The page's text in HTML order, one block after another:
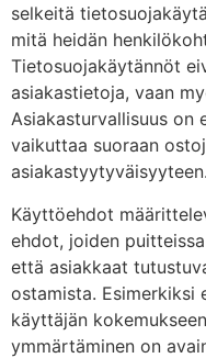
selkeitä
mitä heidän
Tietosuojakäytännöt
asiakastietoja, vaan
Asiakasturvallisuus on
vaikuttaa suoraan
asiakastyytyväisyyteen.
Käyttöehdot
ehdot, joiden
että asiakkaat
ostamista. Esimerkiksi
käyttäjän
ymmärtäminen on